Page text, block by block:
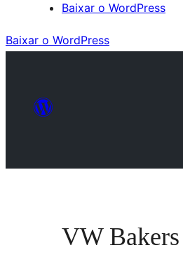
Baixar o WordPress
Baixar o WordPress
VW Bakers